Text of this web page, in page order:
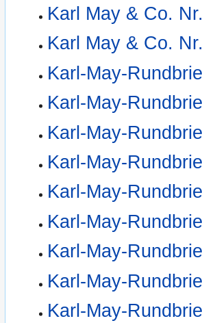
Karl May & Co.
Karl May & Co.
Karl-May-
Karl-May-
Karl-May-
Karl-May-
Karl-May-
Karl-May-
Karl-May-
Karl-May-
Karl-May-